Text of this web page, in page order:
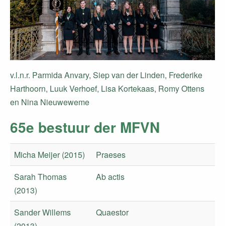
v.l.n.r. Parmida Anvary, Siep van der Linden, Frederike
Harthoorn, Luuk Verhoef, Lisa Kortekaas, Romy Ottens
en Nina Nieuweweme
65e bestuur der MFVN
Micha Meijer (2015)
Praeses
Sarah Thomas
(2013)
Ab actis
Sander Willems
Quaestor